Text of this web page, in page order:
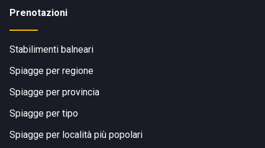
Prenotazioni
Stabilimenti balneari
Spiagge per regione
Spiagge per provincia
Spiagge per tipo
Spiagge per località più popolari